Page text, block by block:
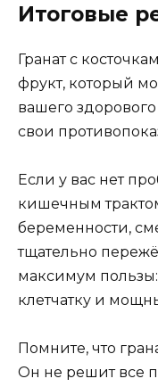
Итоговые
Гранат с
фрукт, который
вашего
свои
Если у вас нет
кишечным
беременности,
тщательно
максимум
клетчатку и
Помните, что
Он не решит все